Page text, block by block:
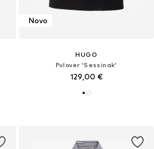
Novo
HUGO
Pulover 'Sessinak'
129,00 €